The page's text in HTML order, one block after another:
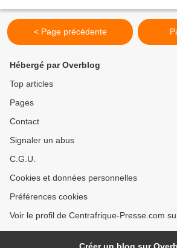
< Page précédente
Hébergé par Overblog
Top articles
Pages
Contact
Signaler un abus
C.G.U.
Cookies et données personnelles
Préférences cookies
Voir le profil de Centrafrique-Presse.com